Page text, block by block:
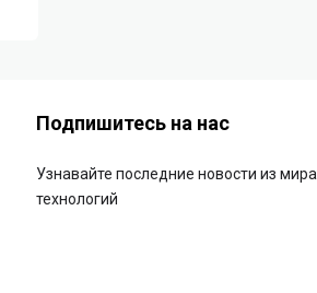
Подпишитесь на нас
Узнавайте последние новости из мира
технологий